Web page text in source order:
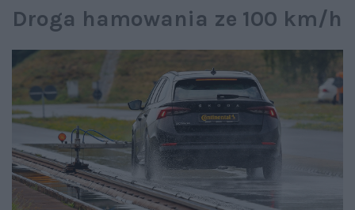
Droga hamowania ze 100 km/h